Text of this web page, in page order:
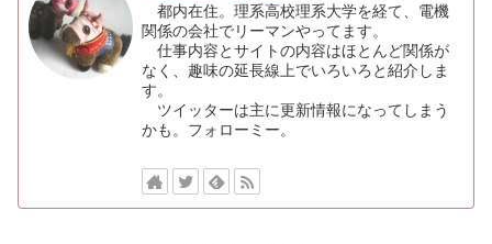
都内在住。理系高校理系大学を経て、電機
関係の会社でリーマンやってます。
仕事内容とサイトの内容はほとんど関係が
なく、趣味の延長線上でいろいろと紹介しま
す。
ツイッターは主に更新情報になってしまう
かも。フォローミー。